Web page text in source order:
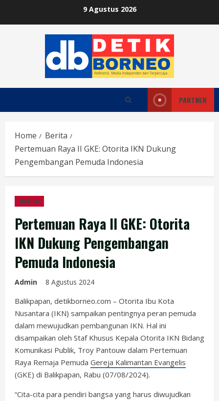
9 Agustus 2026
PARTNER
Home
Berita
Pertemuan Raya II GKE: Otorita IKN Dukung
Pengembangan Pemuda Indonesia
Berita
Pertemuan Raya II GKE: Otorita
IKN Dukung Pengembangan
Pemuda Indonesia
Admin 8 Agustus 2024
Balikpapan, detikborneo.com – Otorita Ibu Kota
Nusantara (IKN) sampaikan pentingnya peran pemuda
dalam mewujudkan pembangunan IKN. Hal ini
disampaikan oleh Staf Khusus Kepala Otorita IKN Bidang
Komunikasi Publik, Troy Pantouw dalam Pertemuan
Raya Remaja Pemuda Gereja Kalimantan Evangelis
(GKE) di Balikpapan, Rabu (07/08/2024).
“Cita-cita para pendiri bangsa yang harus diwujudkan